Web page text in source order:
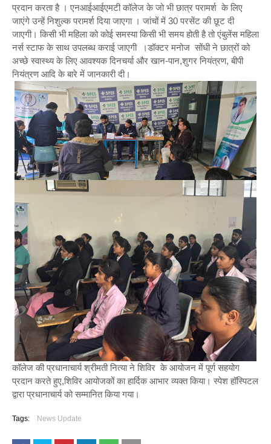
प्रदान करता है । एनआईआईएमटी कॉलेज के जो भी छात्र परामर्श के लिए
जाएंगे उन्हें निशुल्क परामर्श दिया जाएगा । जांचों में 30 परसेंट की छूट दी
जाएगी। किसी भी महिला को कोई समस्या किसी भी समय होती है तो एंबुलेंस महिला
नर्स स्टाफ के साथ उपलब्ध कराई जाएगी ।डॉक्टर मनोज सोंधी ने छात्रों को
अच्छे स्वास्थ्य के लिए आवश्यक दिनचर्या और खान-पान,शुगर नियंत्रण, बीपी
नियंत्रण आदि के बारे में जानकारी दी।
कॉलेज की प्रधानाचार्य श्रीमती नित्या ने शिविर के आयोजन में पूर्ण सहयोग
प्रदान करते हुए,शिविर आयोजकों का हार्दिक आभार व्यक्त किया। स्पेश हॉस्पिटल
द्वारा प्रधानाचार्य को सम्मानित किया गया।
Tags: News Update